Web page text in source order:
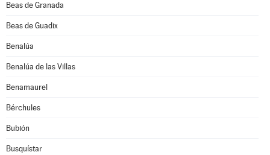
Beas de Granada
Beas de Guadix
Benalúa
Benalúa de las Villas
Benamaurel
Bérchules
Bubión
Busquístar